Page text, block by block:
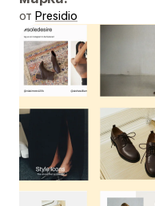
от Presidio